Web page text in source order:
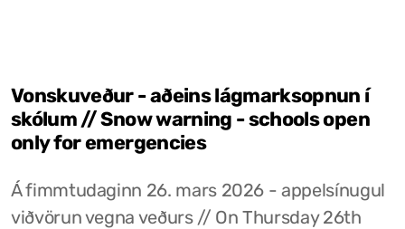
Vonskuveður - aðeins lágmarksopnun í
skólum // Snow warning - schools open
only for emergencies
Á fimmtudaginn 26. mars 2026 - appelsínugul
viðvörun vegna veðurs // On Thursday 26th